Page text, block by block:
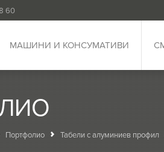
60
МАШИНИ И КОНСУМАТИВИ
Портфолио Табели с алуминиев профил